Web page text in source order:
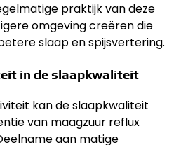
praktijk van deze
omgeving creëren die
slaap en spijsvertering.
in de slaapkwaliteit
kan de slaapkwaliteit
van maagzuur reflux
aan matige